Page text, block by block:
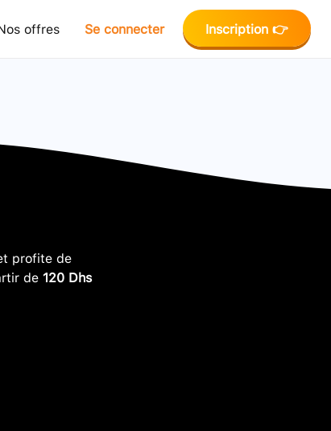
offres Se connecter Inscription 👉
profite de
de 120 Dhs